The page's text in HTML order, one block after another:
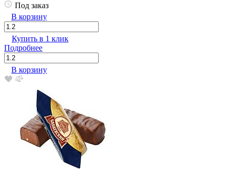
Под заказ
В корзину
Купить в 1 клик
Подробнее
В корзину